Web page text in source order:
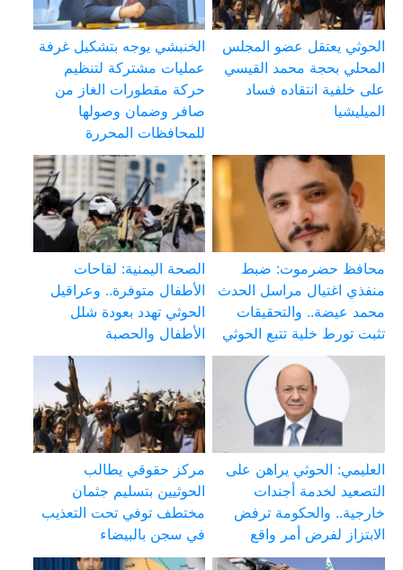
الحوثي يعتقل عضو المجلس
المحلي بحجة محمد القيسي
على خلفية انتقاده فساد
الميليشيا
الخنبشي يوجه بتشكيل غرفة
عمليات مشتركة لتنظيم
حركة مقطورات الغاز من
صافر وضمان وصولها
للمحافظات المحررة
محافظ حضرموت: ضبط
منفذي اغتيال مراسل الحدث
محمد عيضة.. والتحقيقات
تثبت تورط خلية تتبع الحوثي
الصحة اليمنية: لقاحات
الأطفال متوفرة.. وعراقيل
الحوثي تهدد بعودة شلل
الأطفال والحصبة
العليمي: الحوثي يراهن على
التصعيد لخدمة أجندات
خارجية.. والحكومة ترفض
الابتزاز لفرض أمر واقع
مركز حقوقي يطالب
الحوثيين بتسليم جثمان
مختطف توفي تحت التعذيب
في سجن بالبيضاء